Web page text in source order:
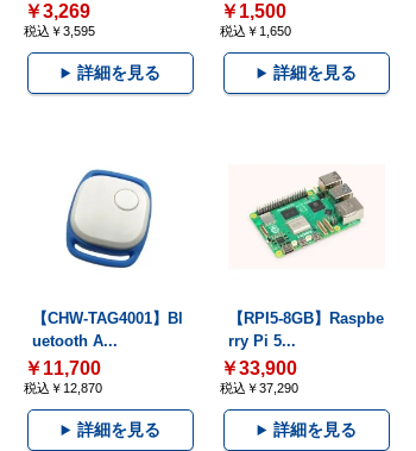
￥3,269
税込￥3,595
詳細を見る
￥1,500
税込￥1,650
詳細を見る
【CHW-TAG4001】Bl
uetooth A...
￥11,700
税込￥12,870
詳細を見る
【RPI5-8GB】Raspbe
rry Pi 5...
￥33,900
税込￥37,290
詳細を見る